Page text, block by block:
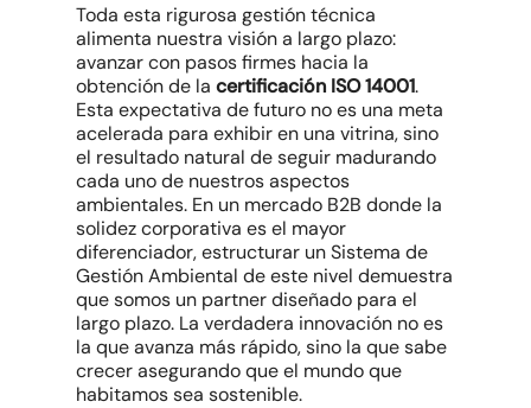
Toda esta rigurosa gestión técnica
alimenta nuestra visión a largo plazo:
avanzar con pasos firmes hacia la
obtención de lacertificación ISO 14001.
Esta expectativa de futuro no es una meta
acelerada para exhibir en una vitrina, sino
el resultado natural de seguir madurando
cada uno de nuestros aspectos
ambientales. En un mercado B2B donde la
solidez corporativa es el mayor
diferenciador, estructurar un Sistema de
Gestión Ambiental de este nivel demuestra
que somos un partner diseñado para el
largo plazo. La verdadera innovación no es
la que avanza más rápido, sino la que sabe
crecer asegurando que el mundo que
habitamos sea sostenible.